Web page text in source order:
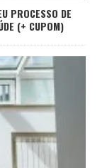
PROCESSO DE
(+ CUPOM)